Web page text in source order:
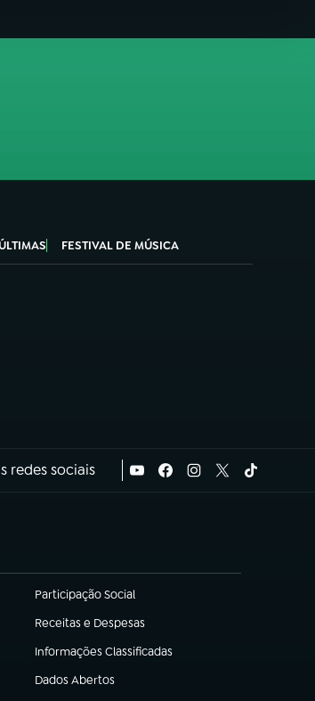
FESTIVAL DE MÚSICA
redes sociais
Participação Social
(abre em nova aba)
Receitas e Despesas
(abre em nova aba)
Informações Classificadas
(abre em nova aba)
Dados Abertos
(abre em nova aba)